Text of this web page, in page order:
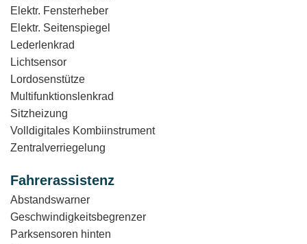
Elektr. Fensterheber
Elektr. Seitenspiegel
Lederlenkrad
Lichtsensor
Lordosenstütze
Multifunktionslenkrad
Sitzheizung
Volldigitales Kombiinstrument
Zentralverriegelung
Fahrerassistenz
Abstandswarner
Geschwindigkeitsbegrenzer
Parksensoren hinten